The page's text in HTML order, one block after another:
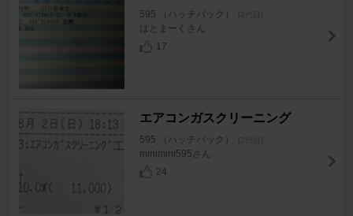
595 （ハッチバック） [2代目]
はとまーくさん
17
エアコンガスクリーニング
595 （ハッチバック） [2代目]
minimini595さん
24